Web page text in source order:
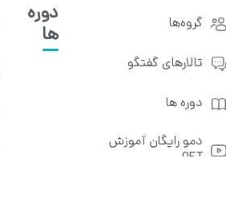
گروه‌ها
تالار‌های گفتگو
دوره ها
دمو رایگان آموزش
OET
دوره
ها